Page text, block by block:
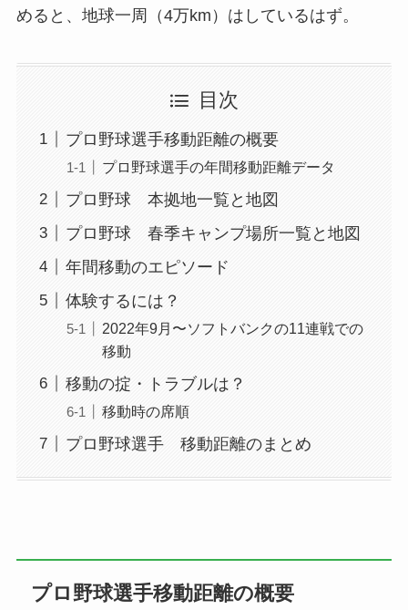
めると、地球一周（4万km）はしているはず。
目次
プロ野球選手移動距離の概要
プロ野球選手の年間移動距離データ
プロ野球 本拠地一覧と地図
プロ野球 春季キャンプ場所一覧と地図
年間移動のエピソード
体験するには？
2022年9月〜ソフトバンクの11連戦での
移動
移動の掟・トラブルは？
移動時の席順
プロ野球選手 移動距離のまとめ
プロ野球選手移動距離の概要